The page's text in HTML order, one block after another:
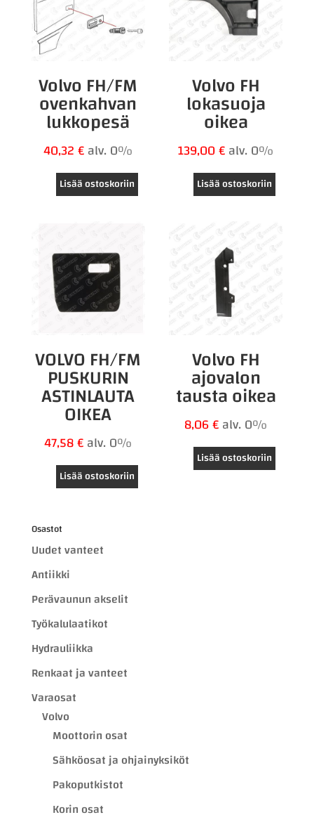
Volvo FH/FM
ovenkahvan
lukkopesä
40,32€alv. 0%
Lisää ostoskoriin
Volvo FH
lokasuoja
oikea
139,00€alv. 0%
Lisää ostoskoriin
VOLVO FH/FM
PUSKURIN
ASTINLAUTA
OIKEA
47,58€alv. 0%
Lisää ostoskoriin
Volvo FH
ajovalon
tausta oikea
8,06€alv. 0%
Lisää ostoskoriin
Osastot
Uudet vanteet
Antiikki
Perävaunun akselit
Työkalulaatikot
Hydrauliikka
Renkaat ja vanteet
Varaosat
Volvo
Moottorin osat
Sähköosat ja ohjainyksiköt
Pakoputkistot
Korin osat